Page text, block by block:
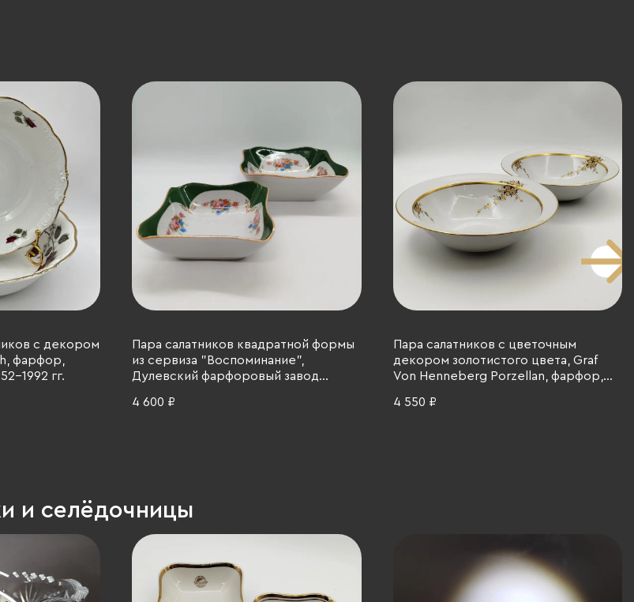
с декором
фарфор,
1992 гг.
Пара салатников квадратной формы
из сервиза "Воспоминание",
Дулевский фарфоровый завод
золочение, 2000 г.
4 600 ₽
Пара салатников с цветочным
декором золотистого цвета, Graf
Von Henneberg Porzellan, фарфор,
4 550 ₽
и селёдочницы